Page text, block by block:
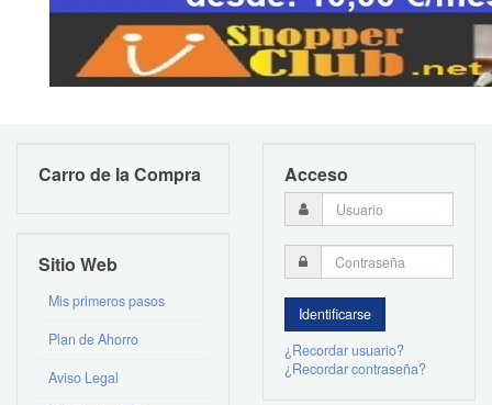
Carro de la Compra
Sitio Web
Mis primeros pasos
Plan de Ahorro
Aviso Legal
Acceso
¿Recordar usuario?
¿Recordar contraseña?